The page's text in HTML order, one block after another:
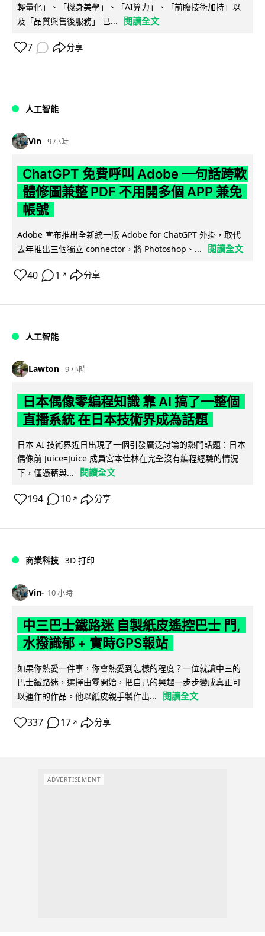
輕量化」、「機身美學」、「AI算力」、「前瞻技術加持」以
及「品質與售後服務」 已...
閱讀全文
7 分享
人工智能
Vin 9 小時
ChatGPT 免費呼叫 Adobe 一句話跨軟
體修圖兼整 PDF 不用開多個 APP 兼免
帳號
Adobe 宣布推出全新統一版 Adobe for ChatGPT 外掛，取代
去年推出三個獨立 connector，將 Photoshop、...
閱讀全文
40 1 ↗ 分享
人工智能
Lawton 9 小時
日本偶像零編程知識 靠 AI 搞了一整個
直播系統 在日本技術界成為話題
日本 AI 技術界近日出現了一個引發廣泛討論的熱門話題：日本
偶像前 Juice=Juice 成員宮本佳林在完全沒有編程經驗的情況
下，僅憑藉與...
閱讀全文
194 10 ↗ 分享
商業科技 3D 打印
Vin 10 小時
中三巴士鐵路迷 自製紙皮遙控巴士 門,
水撥識郁 + 實時GPS報站
如果你熱愛一件事，你會熱愛到怎樣的程度？一位就讀中三的
巴士鐵路迷，選擇由零開始，把自己的興趣一步步變成真正可
以運作的作品。他以紙皮親手製作出...
閱讀全文
337 17 ↗ 分享
ADVERTISEMENT